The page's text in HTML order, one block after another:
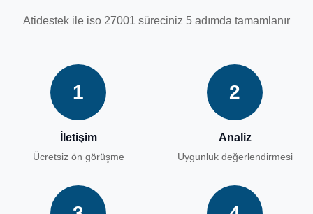
Atidestek ile iso 27001 süreciniz 5 adımda tamamlanır
1
İletişim
Ücretsiz ön görüşme
2
Analiz
Uygunluk değerlendirmesi